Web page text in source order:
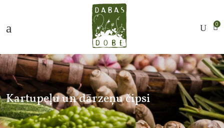
0
Kartupeļu un dārzeņu čipsi